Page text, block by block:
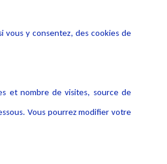
vous y consentez, des cookies de
et nombre de visites, source de
Vous pourrez modifier votre